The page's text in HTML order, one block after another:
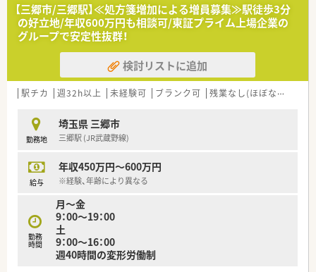
【三郷市/三郷駅】≪処方箋増加による増員募集≫駅徒歩3分
の好立地/年収600万円も相談可/東証プライム上場企業の
グループで安定性抜群！
検討リストに追加
駅チカ 週32h以上 未経験可 ブランク可 残業なし(ほぼなし含む)
勤務地
埼玉県 三郷市
三郷駅 (JR武蔵野線)
給与
年収450万円～600万円
※経験、年齢により異なる
勤務
時間
月～金
9：00～19：00
土
9：00～16：00
週40時間の変形労働制